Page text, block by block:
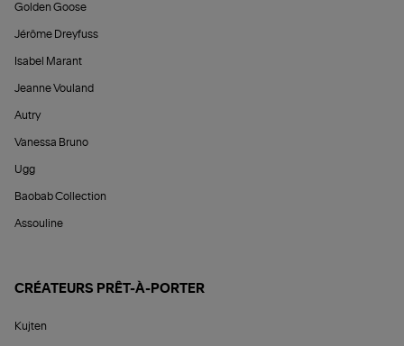
Golden Goose
Jérôme Dreyfuss
Isabel Marant
Jeanne Vouland
Autry
Vanessa Bruno
Ugg
Baobab Collection
Assouline
CRÉATEURS PRÊT-À-PORTER
Kujten